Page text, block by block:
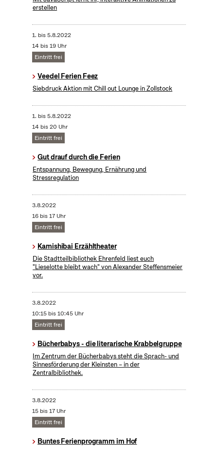
erstellen
1. bis5.8.2022
14 bis 19 Uhr
Eintritt frei
Veedel Ferien Feez
Siebdruck Aktion mit Chill out Lounge in Zollstock
1. bis5.8.2022
14 bis 20 Uhr
Eintritt frei
Gut drauf durch die Ferien
Entspannung, Bewegung, Ernährung und
Stressregulation
3.8.2022
16 bis 17 Uhr
Eintritt frei
Kamishibai Erzähltheater
Die Stadtteilbibliothek Ehrenfeld liest euch
"Lieselotte bleibt wach" von Alexander Steffensmeier
vor.
3.8.2022
10:15 bis 10:45 Uhr
Eintritt frei
Bücherbabys - die literarische Krabbelgruppe
Im Zentrum der Bücherbabys steht die Sprach- und
Sinnesförderung der Kleinsten – in der
Zentralbibliothek.
3.8.2022
15 bis 17 Uhr
Eintritt frei
Buntes Ferienprogramm im Hof